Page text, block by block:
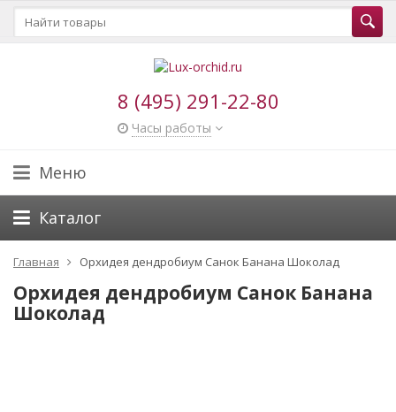
8 (495) 291-22-80
Часы работы
Меню
Каталог
Главная Орхидея дендробиум Санок Банана Шоколад
Орхидея дендробиум Санок Банана
Шоколад